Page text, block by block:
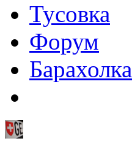
Тусовка
Форум
Барахолка